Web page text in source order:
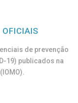
de prevenção
19) publicados na